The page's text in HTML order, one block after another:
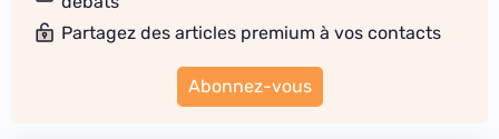
Partagez des articles premium à vos contacts
Abonnez-vous